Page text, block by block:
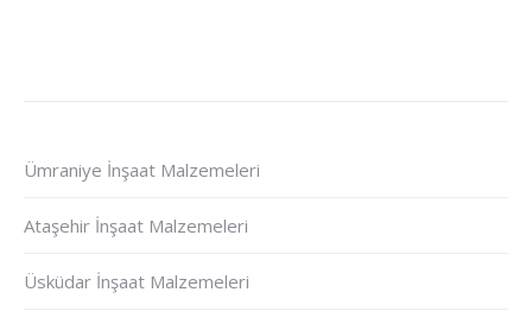
Ümraniye İnşaat Malzemeleri
Ataşehir İnşaat Malzemeleri
Üsküdar İnşaat Malzemeleri